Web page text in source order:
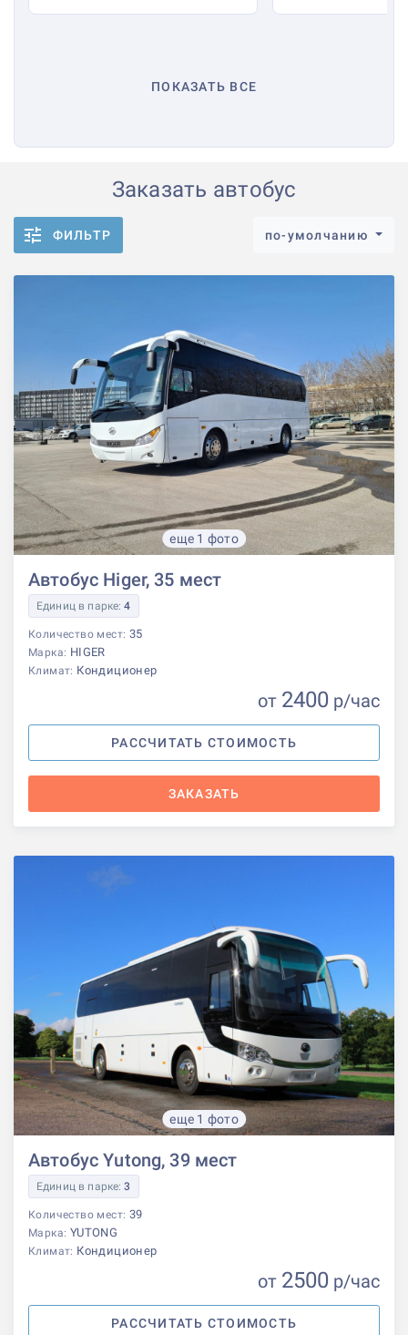
ПОКАЗАТЬ ВСЕ
Заказать автобус
ФИЛЬТР по-умолчанию
еще 1 фото
Автобус Higer, 35 мест
Единиц в парке:4
Количество мест: 35
Марка: HIGER
Климат: Кондиционер
от 2400 р/час
РАССЧИТАТЬ СТОИМОСТЬ
ЗАКАЗАТЬ
еще 1 фото
Автобус Yutong, 39 мест
Единиц в парке:3
Количество мест: 39
Марка: YUTONG
Климат: Кондиционер
от 2500 р/час
РАССЧИТАТЬ СТОИМОСТЬ